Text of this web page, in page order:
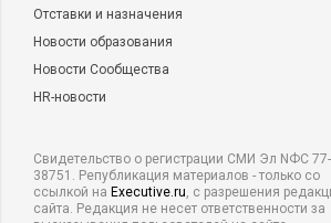
Отставки и назначения
Новости образования
Новости Сообщества
HR-новости
Свидетельство о регистрации СМИ Эл NФС 77-
38751. Републикация материалов - только со
ссылкой на Executive.ru, с разрешения
сайта. Редакция не несет ответственности за